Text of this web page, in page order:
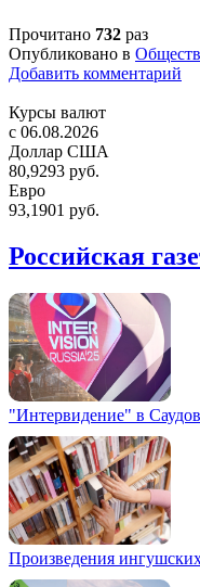
Прочитано 732 раз
Опубликовано в
Добавить комментарий
Курсы валют
c 06.08.2026
Доллар США
80,9293 руб.
Евро
93,1901 руб.
Российская
"Интервидение" в
Произведения